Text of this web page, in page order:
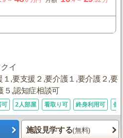
イ
１,要支援２,要介護１,要介護２,要
５,認知症相談可
可 2人部屋 看取り可 終身利用可 個
施設見学する(無料)